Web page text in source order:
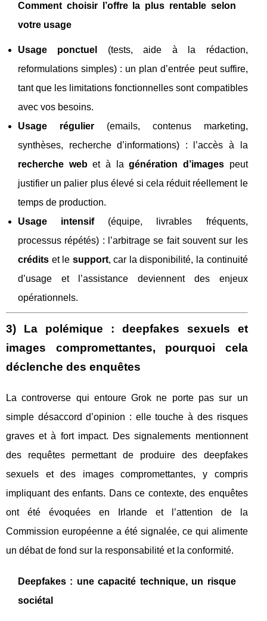
Comment choisir l’offre la plus rentable selon
votre usage
Usage ponctuel
(tests, aide à la rédaction,
reformulations simples) : un plan d’entrée peut suffire,
tant que les limitations fonctionnelles sont compatibles
avec vos besoins.
Usage régulier(emails, contenus marketing,
synthèses, recherche d’informations) : l’accès à la
recherche webet à lagénération d’imagespeut
justifier un palier plus élevé si cela réduit réellement le
temps de production.
Usage intensif(équipe, livrables fréquents,
processus répétés) : l’arbitrage se fait souvent sur les
crédits et le support, car la disponibilité, la continuité
d’usage et l’assistance deviennent des enjeux
opérationnels.
3) La polémique : deepfakes sexuels et
images compromettantes, pourquoi cela
déclenche des enquêtes
La controverse qui entoure Grok ne porte pas sur un
simple désaccord d’opinion : elle touche à des risques
graves et à fort impact. Des signalements mentionnent
des requêtes permettant de produire des deepfakes
sexuels et des images compromettantes, y compris
impliquant des enfants. Dans ce contexte, des enquêtes
ont été évoquées en Irlande et l’attention de la
Commission européenne a été signalée, ce qui alimente
un débat de fond sur la responsabilité et la conformité.
Deepfakes : une capacité technique, un risque
sociétal